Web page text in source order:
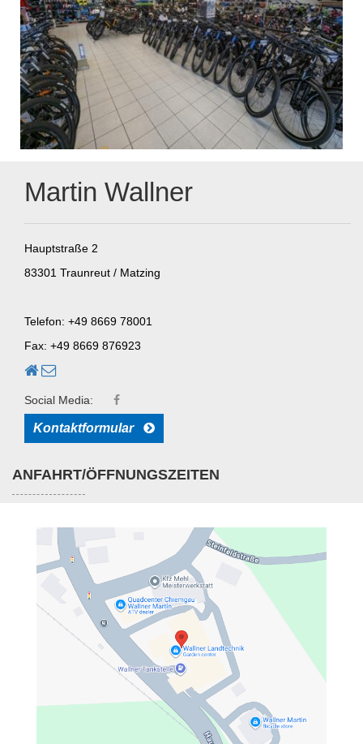
Martin Wallner
Hauptstraße 2
83301 Traunreut / Matzing
Telefon: +49 8669 78001
Fax: +49 8669 876923
Social Media:
Kontaktformular
ANFAHRT/ÖFFNUNGSZEITEN